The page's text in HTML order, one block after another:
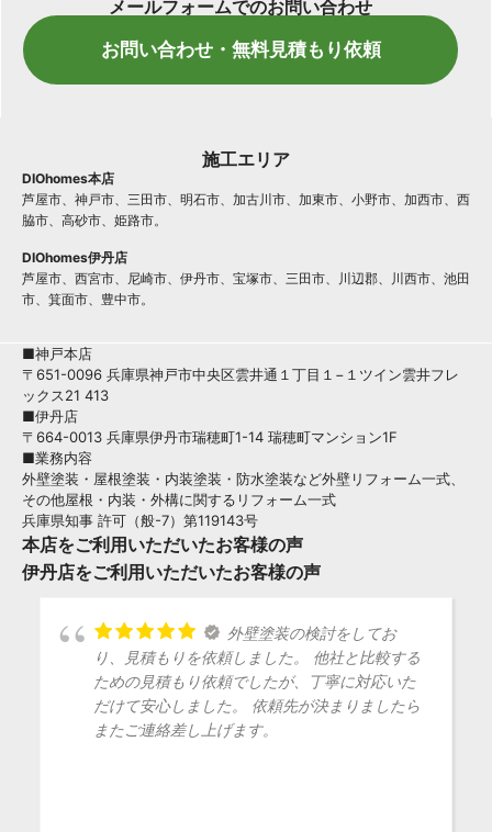
メールフォームでのお問い合わせ
お問い合わせ・無料見積もり依頼
施工エリア
DIOhomes本店
芦屋市、神戸市、三田市、明石市、加古川市、加東市、小野市、加西市、西
脇市、高砂市、姫路市。
DIOhomes伊丹店
芦屋市、西宮市、尼崎市、伊丹市、宝塚市、三田市、川辺郡、川西市、池田
市、箕面市、豊中市。
■神戸本店
〒651-0096 兵庫県神戸市中央区雲井通１丁目１−１ツイン雲井フレ
ックス21 413
■伊丹店
〒664-0013 兵庫県伊丹市瑞穂町1-14 瑞穂町マンション1F
■業務内容
外壁塗装・屋根塗装・内装塗装・防水塗装など外壁リフォーム一式、
その他屋根・内装・外構に関するリフォーム一式
兵庫県知事 許可（般-7）第119143号
本店をご利用いただいたお客様の声
伊丹店をご利用いただいたお客様の声
外壁塗装の検討をしてお
り、見積もりを依頼しました。 他社と比較する
ための見積もり依頼でしたが、丁寧に対応いた
だけて安心しました。 依頼先が決まりましたら
またご連絡差し上げます。